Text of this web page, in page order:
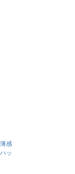
感
ッ